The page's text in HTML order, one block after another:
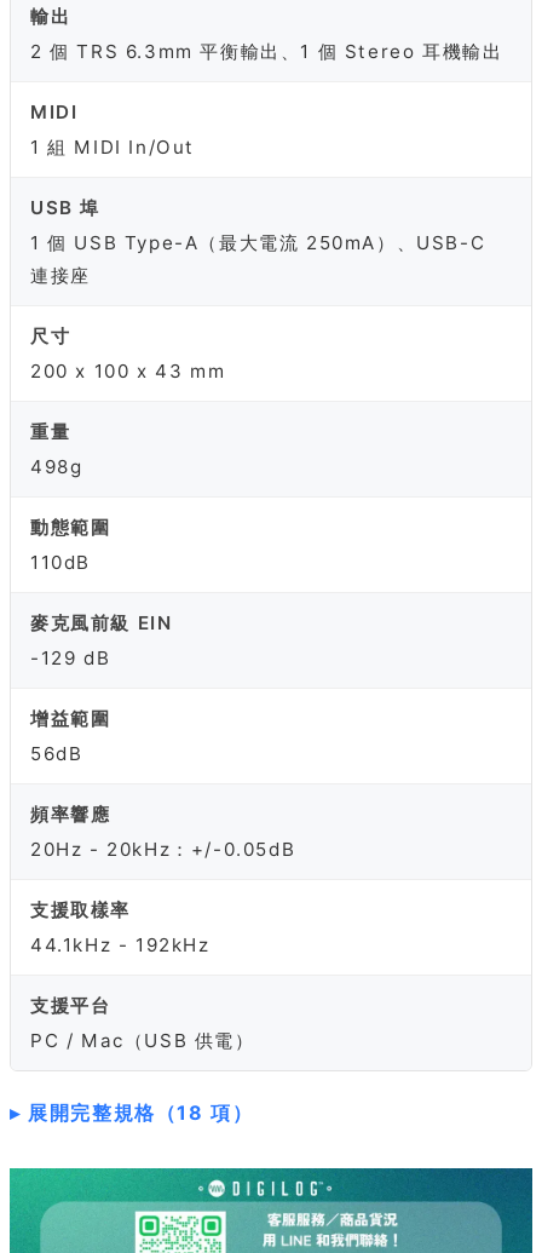
輸出
2 個 TRS 6.3mm 平衡輸出、1 個 Stereo 耳機輸出
MIDI
1 組 MIDI In/Out
USB 埠
1 個 USB Type-A（最大電流 250mA）、USB-C
連接座
尺寸
200 x 100 x 43 mm
重量
498g
動態範圍
110dB
麥克風前級 EIN
-129 dB
增益範圍
56dB
頻率響應
20Hz - 20kHz：+/-0.05dB
支援取樣率
44.1kHz - 192kHz
支援平台
PC / Mac（USB 供電）
展開完整規格（18 項）